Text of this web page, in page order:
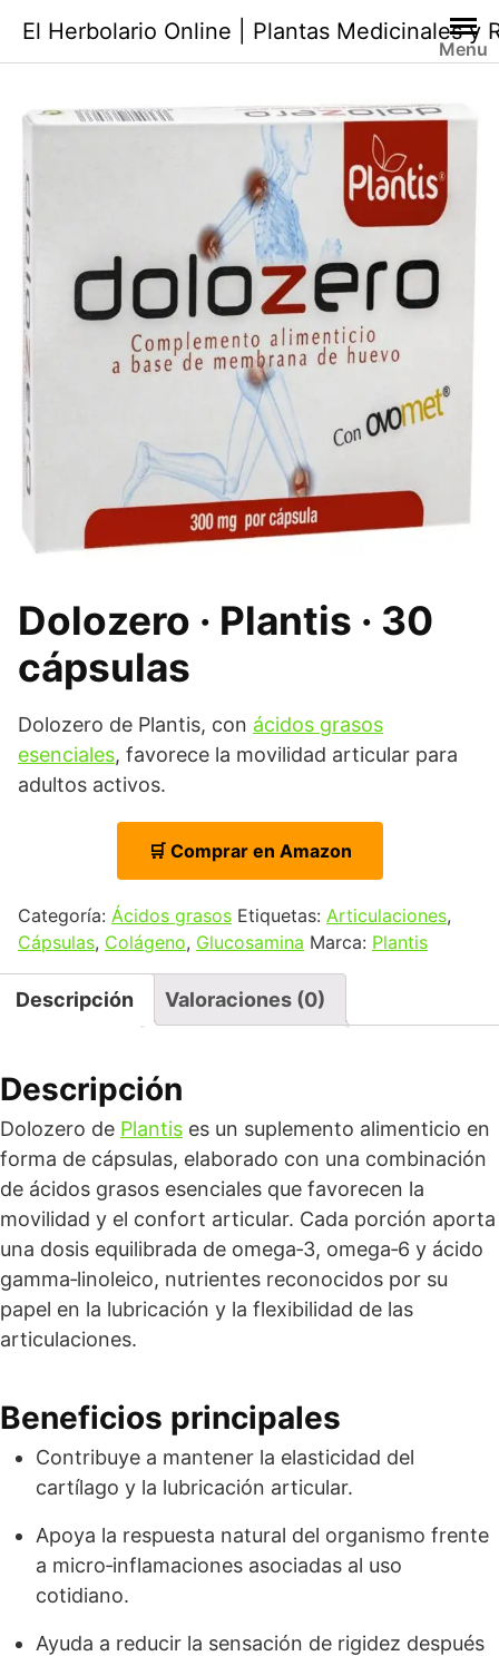
contenido
El Herbolario Online | Plantas Medicinales y
Menu
Dolozero · Plantis · 30
cápsulas
Dolozero de Plantis, con ácidos grasos
esenciales, favorece la movilidad articular para
adultos activos.
🛒 Comprar en Amazon
Categoría: Ácidos grasos Etiquetas: Articulaciones,
Cápsulas, Colágeno, Glucosamina Marca: Plantis
Descripción Valoraciones (0)
Descripción
Dolozero de Plantis es un suplemento alimenticio en
forma de cápsulas, elaborado con una combinación
de ácidos grasos esenciales que favorecen la
movilidad y el confort articular. Cada porción aporta
una dosis equilibrada de omega‑3, omega‑6 y ácido
gamma‑linoleico, nutrientes reconocidos por su
papel en la lubricación y la flexibilidad de las
articulaciones.
Beneficios principales
Contribuye a mantener la elasticidad del
cartílago y la lubricación articular.
Apoya la respuesta natural del organismo frente
a micro‑inflamaciones asociadas al uso
cotidiano.
Ayuda a reducir la sensación de rigidez después